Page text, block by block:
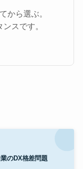
から選ぶ。
スです。